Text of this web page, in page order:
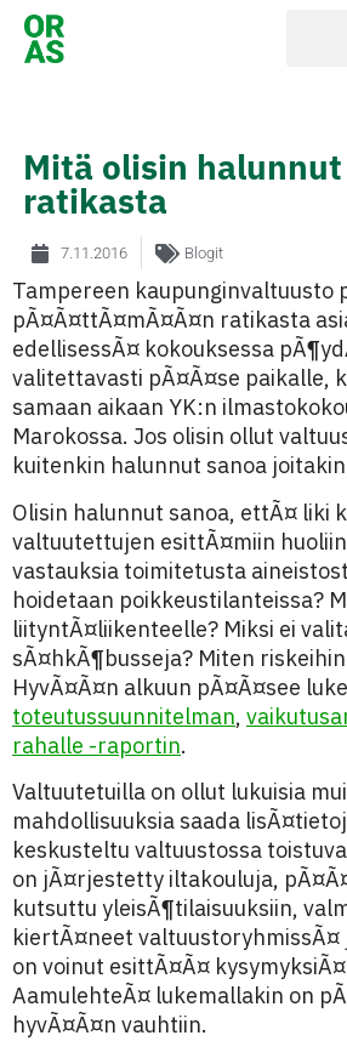
Mitä olisin
ratikasta
7.11.2016 Blogit
Tampereen kaupunginvaltuusto
pÃ¤Ã¤ttÃ¤mÃ¤Ã¤n ratikasta
edellisessÃ¤ kokouksessa
valitettavasti pÃ¤Ã¤se paikalle,
samaan aikaan YK:n
Marokossa. Jos olisin ollut
kuitenkin halunnut sanoa
Olisin halunnut sanoa, ettÃ¤ liki
valtuutettujen esittÃ¤miin
vastauksia toimitetusta
hoidetaan poikkeustilanteissa?
liityntÃ¤liikenteelle? Miksi ei
sÃ¤hkÃ¶busseja? Miten
HyvÃ¤Ã¤n alkuun pÃ¤Ã¤see
toteutussuunnitelman,
rahalle -raportin.
Valtuutetuilla on ollut lukuisia
mahdollisuuksia saada
keskusteltu valtuustossa
on jÃ¤rjestetty iltakouluja,
kutsuttu yleisÃ¶tilaisuuksiin,
kiertÃ¤neet
on voinut esittÃ¤Ã¤
AamulehteÃ¤ lukemallakin on
hyvÃ¤Ã¤n vauhtiin.